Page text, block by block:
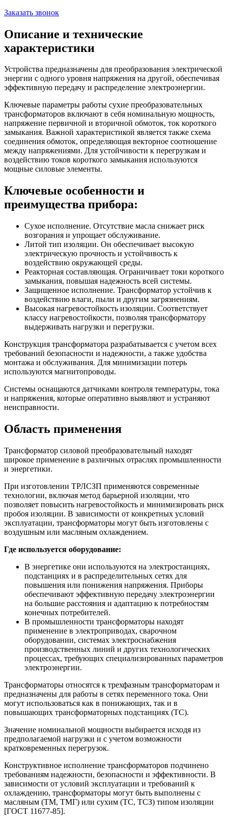
Заказать звонок
Описание и технические
характеристики
Устройства предназначены для преобразования электрической
энергии с одного уровня напряжения на другой, обеспечивая
эффективную передачу и распределение электроэнергии.
Ключевые параметры работы сухие преобразовательных
трансформаторов включают в себя номинальную мощность,
напряжение первичной и вторичной обмоток, ток короткого
замыкания. Важной характеристикой является также схема
соединения обмоток, определяющая векторное соотношение
между напряжениями. Для устойчивости к перегрузкам и
воздействию токов короткого замыкания используются
мощные силовые элементы.
Ключевые особенности и
преимущества прибора:
Сухое исполнение. Отсутствие масла снижает риск
возгорания и упрощает обслуживание.
Литой тип изоляции. Он обеспечивает высокую
электрическую прочность и устойчивость к
воздействию окружающей среды.
Реакторная составляющая. Ограничивает токи короткого
замыкания, повышая надежность всей системы.
Защищенное исполнение. Трансформатор устойчив к
воздействию влаги, пыли и другим загрязнениям.
Высокая нагревостойкость изоляции. Соответствует
классу нагревостойкости, позволяя трансформатору
выдерживать нагрузки и перегрузки.
Конструкция трансформатора разрабатывается с учетом всех
требований безопасности и надежности, а также удобства
монтажа и обслуживания. Для минимизации потерь
используются магнитопроводы.
Системы оснащаются датчиками контроля температуры, тока
и напряжения, которые оперативно выявляют и устраняют
неисправности.
Область применения
Трансформатор силовой преобразовательный находят
широкое применение в различных отраслях промышленности
и энергетики.
При изготовлении ТРЛСЗП применяются современные
технологии, включая метод барьерной изоляции, что
позволяет повысить нагревостойкость и минимизировать риск
пробоя изоляции. В зависимости от конкретных условий
эксплуатации, трансформаторы могут быть изготовлены с
воздушным или масляным охлаждением.
Где используется оборудование:
В энергетике они используются на электростанциях,
подстанциях и в распределительных сетях для
повышения или понижения напряжения. Приборы
обеспечивают эффективную передачу электроэнергии
на большие расстояния и адаптацию к потребностям
конечных потребителей.
В промышленности трансформаторы находят
применение в электроприводах, сварочном
оборудовании, системах электроснабжения
производственных линий и других технологических
процессах, требующих специализированных параметров
электроэнергии.
Трансформаторы относятся к трехфазным трансформаторам и
предназначены для работы в сетях переменного тока. Они
могут использоваться как в понижающих, так и в
повышающих трансформаторных подстанциях (ТС).
Значение номинальной мощности выбирается исходя из
предполагаемой нагрузки и с учетом возможности
кратковременных перегрузок.
Конструктивное исполнение трансформаторов подчинено
требованиям надежности, безопасности и эффективности. В
зависимости от условий эксплуатации и требований к
охлаждению, трансформаторы могут быть выполнены с
масляным (ТМ, ТМГ) или сухим (ТС, ТСЗ) типом изоляции
[ГОСТ 11677-85].